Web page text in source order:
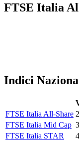
FTSE Italia
Indici
FTSE Italia All-Share
FTSE Italia Mid Cap
FTSE Italia STAR